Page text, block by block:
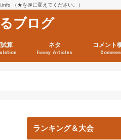
（★を@に変えてください。）
ブログ
算 ネタ
Funny Articles
コメント
ランキング＆大会